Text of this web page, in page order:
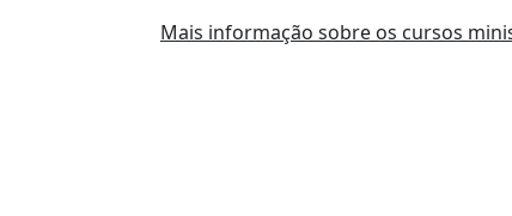
Mais informação sobre os cursos